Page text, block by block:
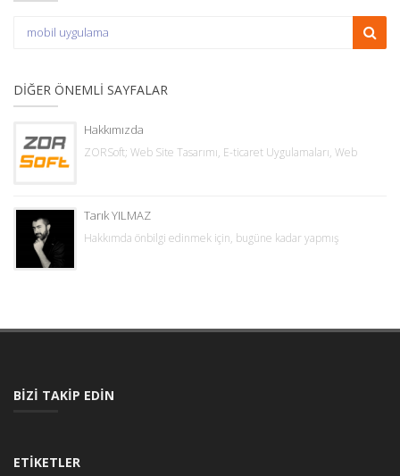
DIĞER ÖNEMLI SAYFALAR
Hakkımızda
ZORSoft; Web Site Tasarımı, E-ticaret Uygulamaları, Web
Tarık YILMAZ
Hakkımda önbilgi edinmek için, bugüne kadar yapmış
BIZI TAKIP EDIN
ETIKETLER